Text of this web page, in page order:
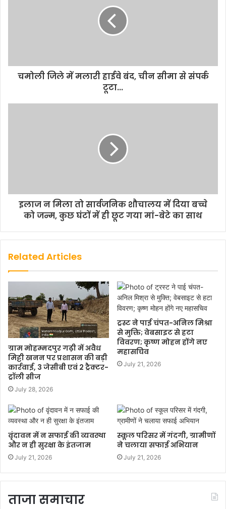
चमोली जिले में मलारी हाईवे बंद, चीन सीमा से संपर्क
टूटा...
इलाज न मिला तो सार्वजनिक शौचालय में दिया बच्चे
को जन्म, कुछ घंटों में ही छूट गया मां-बेटे का साथ
Related Articles
ग्राम मोहम्मदपुर गढ़ी में अवैध
मिट्टी खनन पर प्रशासन की बड़ी
कार्रवाई, 3 जेसीबी एवं 2 ट्रैक्टर-
ट्रॉली सीज
July 28, 2026
ट्रस्ट ने पाई चंपत-अनिल मिश्रा
से मुक्ति; वेबसाइट से हटा
विवरण; कृष्ण मोहन होंगे नए
महासचिव
July 21, 2026
वृंदावन में न सफाई की व्यवस्था
और न ही सुरक्षा के इंतजाम
July 21, 2026
स्कूल परिसर में गंदगी, ग्रामीणों
ने चलाया सफाई अभियान
July 21, 2026
ताजा समाचार